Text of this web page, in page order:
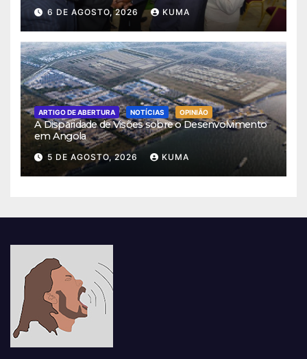
6 DE AGOSTO, 2026 KUMA
ARTIGO DE ABERTURA NOTÍCIAS OPINIÃO
A Disparidade de Visões sobre o Desenvolvimento
em Angola
5 DE AGOSTO, 2026 KUMA